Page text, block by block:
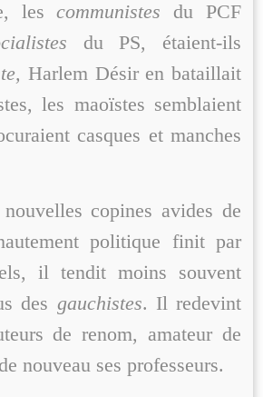
lescommunistes du PCF
du PS, étaient-ils
Harlem Désir en bataillait
les maoïstes semblaient
casques et manches
copines avides de
politique finit par
il tendit moins souvent
des gauchistes. Il redevint
de renom, amateur de
nouveau ses professeurs.